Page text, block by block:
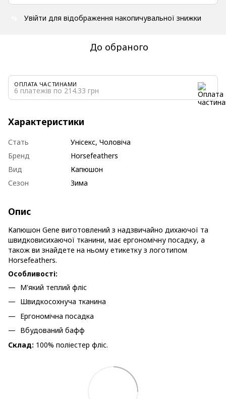
Увійти для відображення накопичувальної знижки
До обраного
ОПЛАТА ЧАСТИНАМИ
6 платежів по 214.33 грн
Характеристики
Стать
Унісекс, Чоловіча
Бренд
Horsefeathers
Вид
Капюшон
Сезон
Зима
Опис
Капюшон Gene виготовлений з надзвичайно дихаючої та
швидковисихаючої тканини, має ергономічну посадку, а
також ви знайдете на ньому етикетку з логотипом
Horsefeathers.
Особливості:
М'який теплий фліс
Швидкосохнуча тканина
Ергономічна посадка
Вбудований бафф
Склад: 100% поліестер фліс.